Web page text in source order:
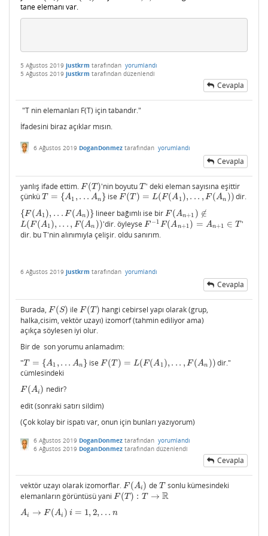
tane elemanı var.
5 Ağustos 2019 justkrm tarafından yorumlandı
5 Ağustos 2019 justkrm tarafından düzenlendi
Cevapla
"T nin elemanları F(T) içintabandır."
İfadesini biraz açıklar mısın.
6 Ağustos 2019 DoganDonmez tarafından yorumlandı
Cevapla
yanlış ifade ettim. F (T)
F(T) 'nin boyutu T
T ' deki eleman sayısına eşittir
çünkü T = {A1 , . . . An }
T= {A 1,...A n } iseF(T ) = L(F (A1), . . . , F(An ))
F(T)=L F(A1),...,F(An))
dir.
{F (A1), . . . F (An )}
{F(A1),..F A n)} lineer bağımlı ise birF(An+1 )
F(An+1) ∉
∉
L(F (A1), . . . , F (An ))
L(F(A1),...,F An) ) 'dir. öyleyse F −1F (An+1 ) = An+1
F−1F(An+1)=An +1 ∈
∈ T
T '
dir. bu T'nin alınımıyla çelişir. oldu sanırım.
6 Ağustos 2019 justkrm tarafından yorumlandı
Cevapla
Burada, F (S)
F(S) ileF (T )
F(T)
hangi cebirsel yapı olarak (grup,
halka,cisim, vektör uzayı) izomorf (tahmin ediliyor ama)
açıkça söylesen iyi olur.
Bir de son yorumu anlamadım:
"T = {A1 , . . . An }
T= {A 1,...A n } iseF(T) = L( F(A 1), . . . , F( An ))
F(T)=L F(A1),...,F(An))
dir."
cümlesindeki
F (Ai )
F(Ai)
nedir?
edit (sonraki satırı sildim)
(Çok kolay bir ispatı var, onun için bunları yazıyorum)
6 Ağustos 2019 DoganDonmez tarafından yorumlandı
6 Ağustos 2019 DoganDonmez tarafından düzenlendi
Cevapla
vektör uzayı olarak izomorflar. F (Ai )
F(Ai) de T
T sonlu kümesindeki
elemanların görüntüsü yani F (T) : T → R
F(T):T→ R
Ai → F (Ai )
Ai→F(Ai) i = 1, 2, . . . n
i=1, 2,.. .n